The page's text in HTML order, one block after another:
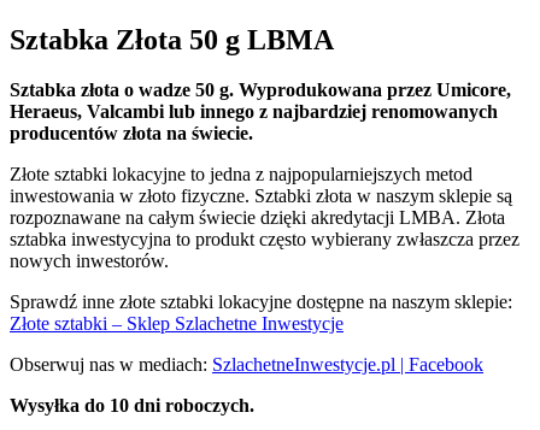
Sztabka Złota 50 g LBMA
Sztabka złota o wadze 50 g. Wyprodukowana przez Umicore,
Heraeus, Valcambi lub innego z najbardziej renomowanych
producentów złota na świecie.
Złote sztabki lokacyjne to jedna z najpopularniejszych metod
inwestowania w złoto fizyczne. Sztabki złota w naszym sklepie są
rozpoznawane na całym świecie dzięki akredytacji LMBA. Złota
sztabka inwestycyjna to produkt często wybierany zwłaszcza przez
nowych inwestorów.
Sprawdź inne złote sztabki lokacyjne dostępne na naszym sklepie:
Złote sztabki – Sklep Szlachetne Inwestycje
Obserwuj nas w mediach: SzlachetneInwestycje.pl | Facebook
Wysyłka do 10 dni roboczych.